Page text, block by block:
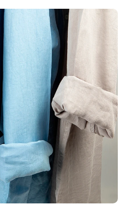
qui non seulement
vos produits, mais qui les
pour des vêtements, des
intérieure ou des produits
nécessaire pour
d'articles. Notre studio est
de pointe
, vous garantissant
les plus rigoureuses
, prêtes à
sur votre site web ou vos
ligne.Imaginez une boutique en
attire instantanément l'il, suscite
C'est ce que nous réalisons
présentation visuelle
Peu importe la
nous vous accompagnons
mesure
et un service client